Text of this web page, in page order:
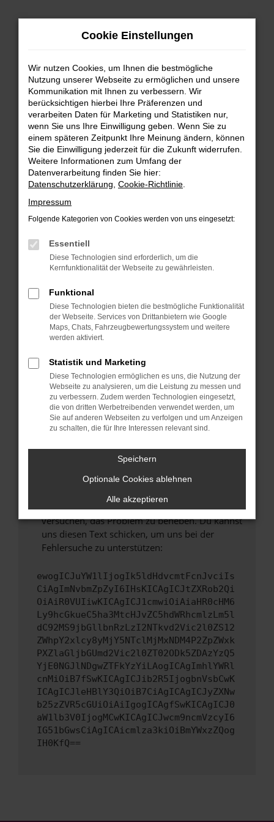
Zum
FEHLER: NETWORK ERROR
Beim Laden ist ein Fehler aufgetreten.
Hier sind ein paar Tipps, die dir helfen können:
Überprüfe deine Firewall und deine
Internetverbindung.
Laden andere Webseiten, zum Beispiel deine
Manche Erweiterungen, wie Werbeblocker,
verhindern. Funktioniert die Seite in einem
anderen Browser oder in einem privaten
Fenster?
Starte dein Gerät neu.
Probleme zu beheben.
Stelle sicher, dass dein Browser und dein
Betriebssystem auf dem neuesten Stand
sind.
Veraltete Software birgt nicht nur ein
Sicherheitsrisiko, sondern kann auch dazu
führen, dass bestimmte Funktionen nicht mehr
unterstützt werden.
Wende dich an den Webseitenbetreiber.
Wenn du alle oben genannten Schritte versucht
hast, kontaktiere uns bitte. Wir werden
versuchen, das Problem zu beheben. Du kannst
uns diesen Text schicken, um uns bei der
Fehlersuche zu unterstützen:
ewogICJuYW1lIjogIk5ldHdvcmtFcnJvciIs
CiAgImNvbmZpZyI6IHsKICAgICJtZXRob2Qi
OiAiR0VUIiwKICAgICJ1cmwiOiAiaHR0cHM6
Ly9hcGkueC5ha3MtcHJvZC5hdWRhcmlzLm5l
dC92MS9jbGllbnRzLzI2NTkvd2Vic2l0ZS12
ZWhpY2xlcy8yMjY5NTclMjMxNDM4P2ZpZWxk
PXZlaGljbGUmd2Vic2l0ZT02ODk5ZDAzYzQ5
YjE0NGJlNDgwZTFkYzYiLAogICAgImhlYWRl
cnMiOiB7fSwKICAgICJib2R5IjogbnVsbCwK
ICAgICJleHBlY3QiOiB7CiAgICAgICJyZXNw
b25zZVR5cGUiOiAiIgogICAgfSwKICAgICJ0
aW1lb3V0IjogMCwKICAgICJwcm9ncmVzcyI6
IG51bGwsCiAgICAicmlza3kiOiBmYWxzZQog
IH0KfQ==
Cookie Einstellungen
Wir nutzen Cookies, um Ihnen die bestmögliche
Nutzung unserer Webseite zu ermöglichen und unsere
Kommunikation mit Ihnen zu verbessern. Wir
berücksichtigen hierbei Ihre Präferenzen und
verarbeiten Daten für Marketing und Statistiken nur,
wenn Sie uns Ihre Einwilligung geben. Wenn Sie zu
einem späteren Zeitpunkt Ihre Meinung ändern, können
Sie die Einwilligung jederzeit für die Zukunft widerrufen.
Weitere Informationen zum Umfang der
Datenverarbeitung finden Sie hier:
Datenschutzerklärung Cookie-Richtlinie
Impressum
Folgende Kategorien von Cookies werden von uns eingesetzt:
Essentiell
Diese Technologien sind erforderlich, um die
Kernfunktionalität der Webseite zu gewährleisten.
Funktional
Diese Technologien bieten die bestmögliche Funktionalität
der Webseite. Services von Drittanbietern wie Google
Maps, Chats, Fahrzeugbewertungssystem und weitere
werden aktiviert.
Statistik und Marketing
Diese Technologien ermöglichen es uns, die Nutzung der
Webseite zu analysieren, um die Leistung zu messen und
zu verbessern. Zudem werden Technologien eingesetzt,
die von dritten Werbetreibenden verwendet werden, um
Sie auf anderen Webseiten zu verfolgen und um Anzeigen
zu schalten, die für Ihre Interessen relevant sind.
Speichern
Optionale Cookies ablehnen
Alle akzeptieren